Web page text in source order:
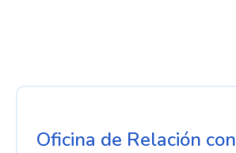
Oficina de Relación con